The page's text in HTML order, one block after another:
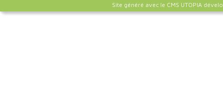
Site généré avec le CMS UTOPIA